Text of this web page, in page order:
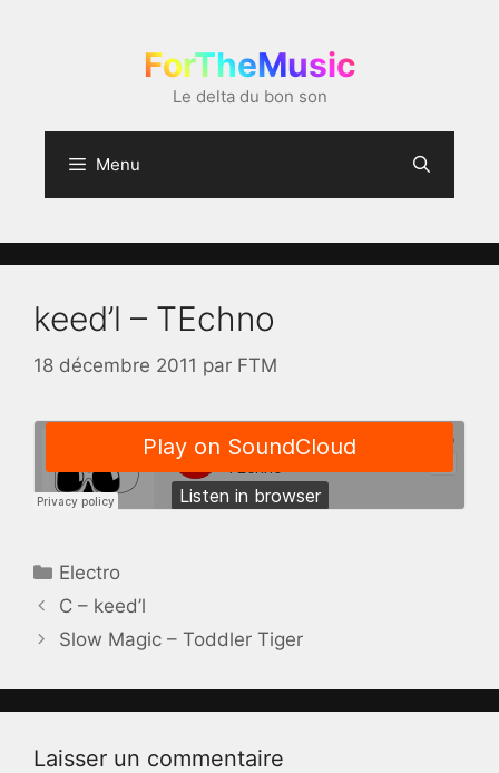
ForTheMusic
Le delta du bon son
Menu
keed’l – TEchno
18 décembre 2011 par FTM
Catégories
Electro
C – keed’l
Slow Magic – Toddler Tiger
Laisser un commentaire